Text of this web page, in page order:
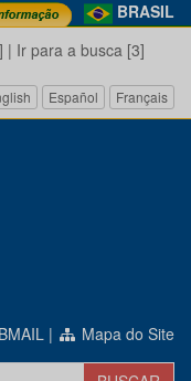
BRASIL
| Ir para a busca [3]
Español Français
| Mapa do Site